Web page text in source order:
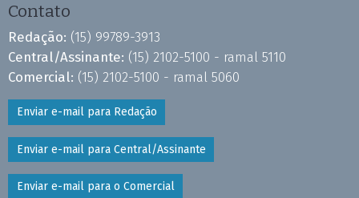
Contato
Redação: (15) 99789-3913
Central/Assinante: (15) 2102-5100 - ramal 5110
Comercial: (15) 2102-5100 - ramal 5060
Enviar e-mail para Redação
Enviar e-mail para Central/Assinante
Enviar e-mail para o Comercial